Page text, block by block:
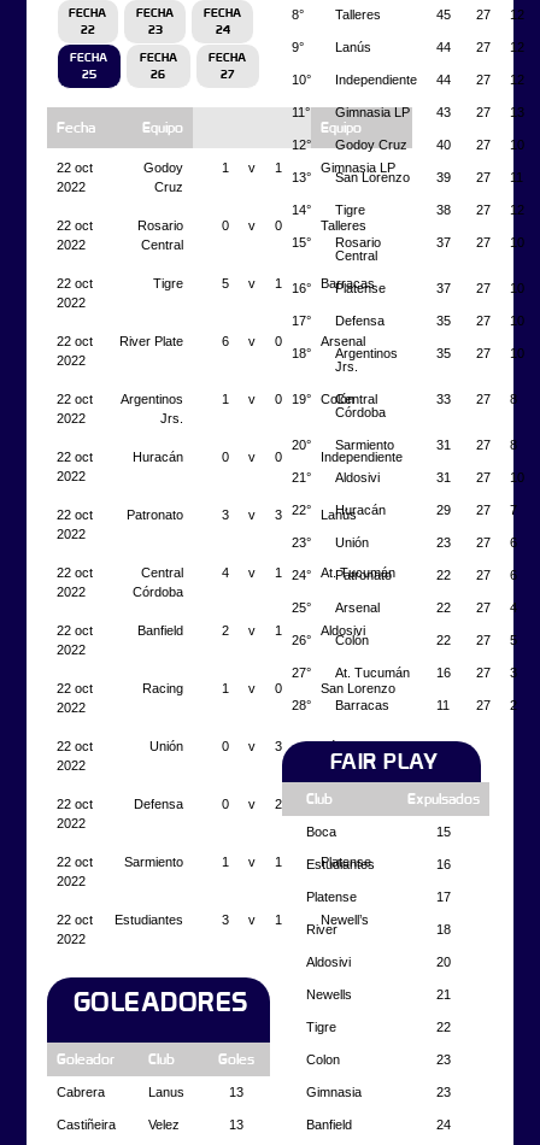
FECHA
22
FECHA
23
FECHA
24
FECHA
25
FECHA
26
FECHA
27
Fecha Equipo Equipo
22 oct
2022
Godoy
Cruz
1 v 1 Gimnasia LP
22 oct
2022
Rosario
Central
0 v 0 Talleres
22 oct
2022
Tigre 5 v 1 Barracas
22 oct
2022
River Plate 6 v 0 Arsenal
22 oct
2022
Argentinos
Jrs.
1 v 0 Colón
22 oct
2022
Huracán 0 v 0 Independiente
22 oct
2022
Patronato 3 v 3 Lanús
22 oct
2022
Central
Córdoba
4 v 1 At. Tucumán
22 oct
2022
Banfield 2 v 1 Aldosivi
22 oct
2022
Racing 1 v 0 San Lorenzo
22 oct
2022
Unión 0 v 3
22 oct
2022
Defensa 0 v 2 Boca Jrs.
22 oct
2022
Sarmiento 1 v 1 Platense
22 oct
2022
Estudiantes 3 v 1 Newell’s
GOLEADORES
Goleador Club Goles
Cabrera Lanus 13
Castiñeira Velez 13
8° Talleres 45 27 12
9° Lanús 44 27 12
10° Independiente 44 27 12
11° Gimnasia LP 43 27 13
12° Godoy Cruz 40 27 10
13° San Lorenzo 39 27 11
14° Tigre 38 27 12
15°
Rosario
Central
37 27 10
16° Platense 37 27 10
17° Defensa 35 27 10
18°
Argentinos
Jrs.
35 27 10
19°
Central
Córdoba
33 27 8
20° Sarmiento 31 27 8
21° Aldosivi 31 27 10
22° Huracán 29 27 7
23° Unión 23 27 6
24° Patronato 22 27 6
25° Arsenal 22 27 4
26° Colón 22 27 5
27° At. Tucumán 16 27 3
28° Barracas 11 27 2
FAIR PLAY
Club Expulsados
Boca 15
Estudiantes 16
Platense 17
River 18
Aldosivi 20
Newells 21
Tigre 22
Colon 23
Gimnasia 23
Banfield 24